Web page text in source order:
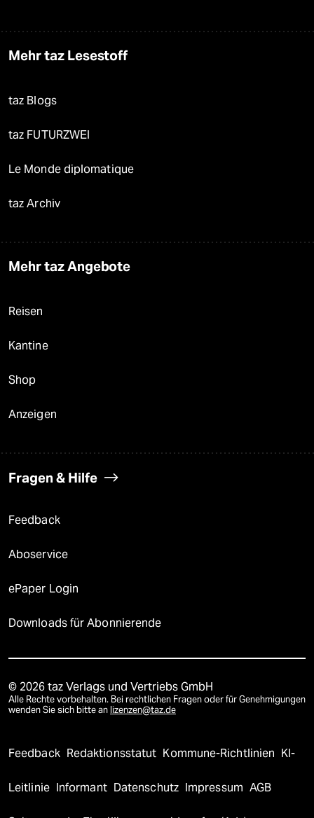
Mehr taz Lesestoff
taz Blogs
taz FUTURZWEI
Le Monde diplomatique
taz Archiv
Mehr taz Angebote
Reisen
Kantine
Shop
Anzeigen
Fragen & Hilfe
Feedback
Aboservice
ePaper Login
Downloads für Abonnierende
© 2026 taz Verlags und Vertriebs GmbH
Alle Rechte vorbehalten. Bei rechtlichen Fragen oder für Genehmigungen
wenden Sie sich bitte an lizenzen@taz.de
Feedback Redaktionsstatut Kommune-Richtlinien KI-
Leitlinie Informant Datenschutz Impressum AGB